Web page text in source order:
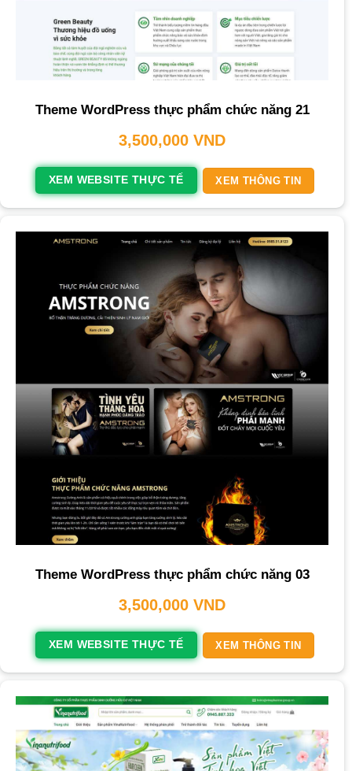
Theme WordPress thực phẩm chức năng 21
3,500,000 VND
XEM WEBSITE THỰC TẾ XEM THÔNG TIN
Theme WordPress thực phẩm chức năng 03
3,500,000 VND
XEM WEBSITE THỰC TẾ XEM THÔNG TIN